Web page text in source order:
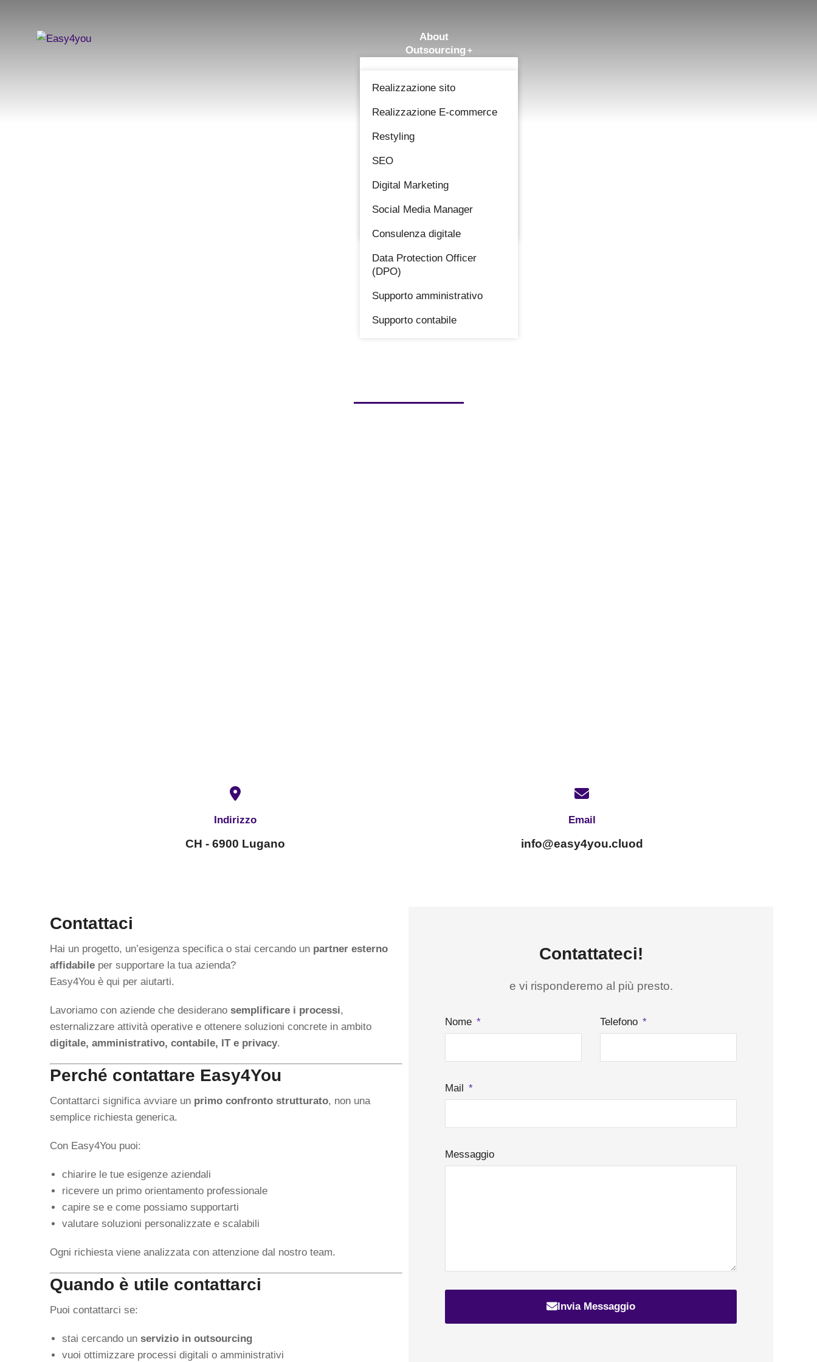
About
Outsourcing
Contabilità
Soluzioni IT e Web
E-Commerce
Digital Marketing
Privacy e Data Protection
Realizzazione sito
Realizzazione E-commerce
Restyling
SEO
Digital Marketing
Social Media Manager
Consulenza digitale
Data Protection Officer
(DPO)
Supporto amministrativo
Supporto contabile
Referenze
Contatti
Indirizzo
CH - 6900 Lugano
Email
info@easy4you.cluod
Contattaci
Hai un progetto, un’esigenza specifica o stai cercando un partner esterno
affidabile per supportare la tua azienda?
Easy4You è qui per aiutarti.
Lavoriamo con aziende che desiderano semplificare i processi,
esternalizzare attività operative e ottenere soluzioni concrete in ambito
digitale, amministrativo, contabile, IT e privacy.
Perché contattare Easy4You
Contattarci significa avviare un primo confronto strutturato, non una
semplice richiesta generica.
Con Easy4You puoi:
chiarire le tue esigenze aziendali
ricevere un primo orientamento professionale
capire se e come possiamo supportarti
valutare soluzioni personalizzate e scalabili
Ogni richiesta viene analizzata con attenzione dal nostro team.
Quando è utile contattarci
Puoi contattarci se:
stai cercando un servizio in outsourcing
vuoi ottimizzare processi digitali o amministrativi
Contattateci!
e vi risponderemo al più presto.
Nome Telefono
Mail
Messaggio
Invia Messaggio